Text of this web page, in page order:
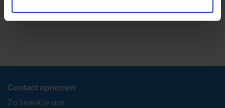
Contact opnemen
Zo bereik je ons.